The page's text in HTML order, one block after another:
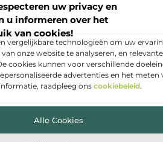
uw privacy en
u informeren over het
van cookies!
vergelijkbare technologieën om uw
onze website te analyseren, en relevante
cookies kunnen voor verschillende
advertenties en het meten
raadpleeg ons cookiebeleid.
Alle Cookies
duurzaam en